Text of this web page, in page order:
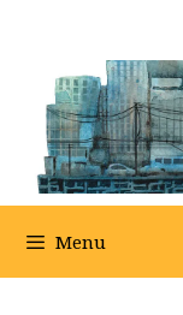
conținut
Menu